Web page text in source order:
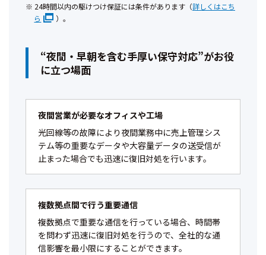
24時間以内の駆けつけ保証には条件があります（詳しくはこち
ら
）。
“夜間・早朝を含む手厚い保守対応”がお役
に立つ場面
夜間営業が必要なオフィスや工場
光回線等の故障により夜間業務中に売上管理シス
テム等の重要なデータや大容量データの送受信が
止まった場合でも迅速に復旧対処を行います。
複数拠点間で行う重要通信
複数拠点で重要な通信を行っている場合、時間帯
を問わず迅速に復旧対処を行うので、全社的な通
信影響を最小限にすることができます。